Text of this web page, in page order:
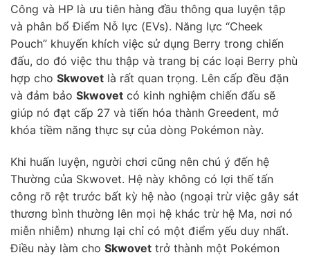
Công và HP là ưu tiên hàng đầu thông qua luyện tập
và phân bổ Điểm Nỗ lực (EVs). Năng lực “Cheek
Pouch” khuyến khích việc sử dụng Berry trong chiến
đấu, do đó việc thu thập và trang bị các loại Berry phù
hợp cho Skwovet là rất quan trọng. Lên cấp đều đặn
và đảm bảo Skwovet có kinh nghiệm chiến đấu sẽ
giúp nó đạt cấp 27 và tiến hóa thành Greedent, mở
khóa tiềm năng thực sự của dòng Pokémon này.
Khi huấn luyện, người chơi cũng nên chú ý đến hệ
Thường của Skwovet. Hệ này không có lợi thế tấn
công rõ rệt trước bất kỳ hệ nào (ngoại trừ việc gây sát
thương bình thường lên mọi hệ khác trừ hệ Ma, nơi nó
miễn nhiễm) nhưng lại chỉ có một điểm yếu duy nhất.
Điều này làm cho Skwovet trở thành một Pokémon